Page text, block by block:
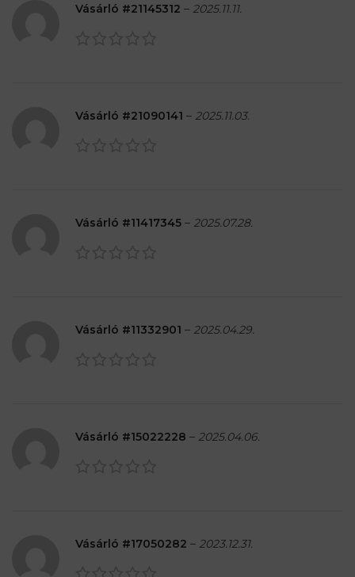
Vásárló #21145312 – 2025.11.11.
Vásárló #21090141 – 2025.11.03.
Vásárló #11417345 – 2025.07.28.
Vásárló #11332901 – 2025.04.29.
Vásárló #15022228 – 2025.04.06.
Vásárló #17050282 – 2023.12.31.